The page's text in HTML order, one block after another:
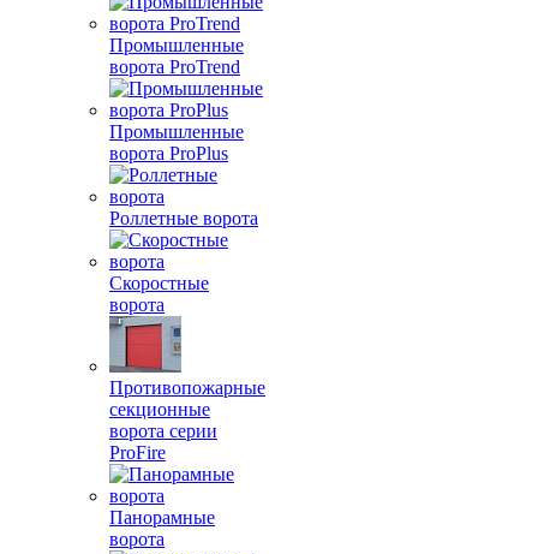
Промышленные
ворота ProTrend
Промышленные
ворота ProPlus
Роллетные ворота
Скоростные
ворота
Противопожарные
секционные
ворота серии
ProFire
Панорамные
ворота